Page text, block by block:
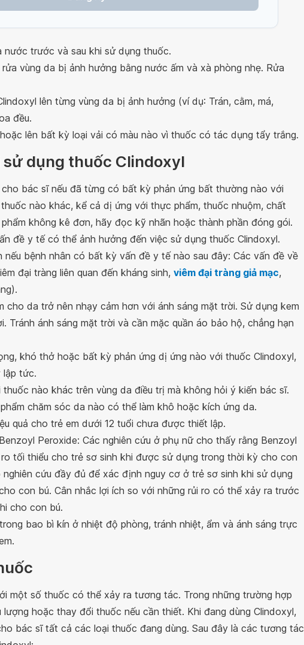
nước trước và sau khi sử dụng thuốc.
vùng da bị ảnh hưởng bằng nước ấm và xà phòng nhẹ. Rửa
lên từng vùng da bị ảnh hưởng (ví dụ: Trán, cằm, má,
đều.
lên bất kỳ loại vải có màu nào vì thuốc có tác dụng tẩy trắng.
dụng thuốc Clindoxyl
bác sĩ nếu đã từng có bất kỳ phản ứng bất thường nào với
nào khác, kể cả dị ứng với thực phẩm, thuốc nhuộm, chất
không kê đơn, hãy đọc kỹ nhãn hoặc thành phần đóng gói.
đề y tế có thể ảnh hưởng đến việc sử dụng thuốc Clindoxyl.
nếu bệnh nhân có bất kỳ vấn đề y tế nào sau đây: Các vấn đề về
đại tràng liên quan đến kháng sinh, viêm đại tràng giả mạc,
cho da trở nên nhạy cảm hơn với ánh sáng mặt trời. Sử dụng kem
Tránh ánh sáng mặt trời và cần mặc quần áo bảo hộ, chẳng hạn
khó thở hoặc bất kỳ phản ứng dị ứng nào với thuốc Clindoxyl,
lập tức.
nào khác trên vùng da điều trị mà không hỏi ý kiến ​​bác sĩ.
chăm sóc da nào có thể làm khô hoặc kích ứng da.
quả cho trẻ em dưới 12 tuổi chưa được thiết lập.
Peroxide: Các nghiên cứu ở phụ nữ cho thấy rằng Benzoyl
tối thiểu cho trẻ sơ sinh khi được sử dụng trong thời kỳ cho con
nghiên cứu đầy đủ để xác định nguy cơ ở trẻ sơ sinh khi sử dụng
con bú. Cân nhắc lợi ích so với những rủi ro có thể xảy ra trước
cho con bú.
bao bì kín ở nhiệt độ phòng, tránh nhiệt, ẩm và ánh sáng trực
một số thuốc có thể xảy ra tương tác. Trong những trường hợp
hoặc thay đổi thuốc nếu cần thiết. Khi đang dùng Clindoxyl,
bác sĩ tất cả các loại thuốc đang dùng. Sau đây là các tương tác